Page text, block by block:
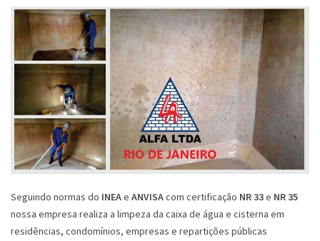
Seguindo normas do INEAe ANVISAcom certificação NR 33e NR 35
nossa empresa realiza a limpeza da caixa de água e cisterna em
residências, condomínios, empresas e repartições públicas